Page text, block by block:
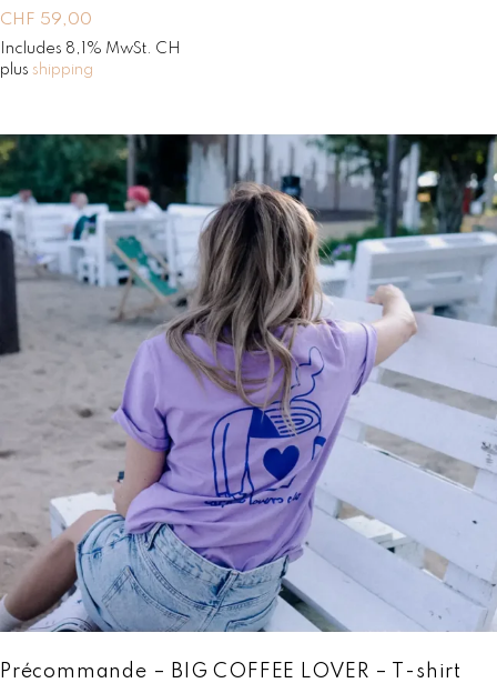
CHF 59,00
Includes 8,1% MwSt. CH
plus shipping
Précommande – BIG COFFEE LOVER – T-shirt